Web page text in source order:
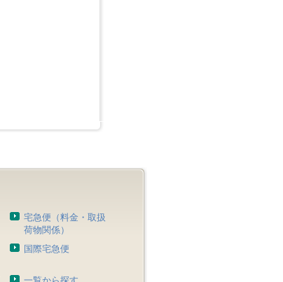
宅急便（料金・取扱
荷物関係）
国際宅急便